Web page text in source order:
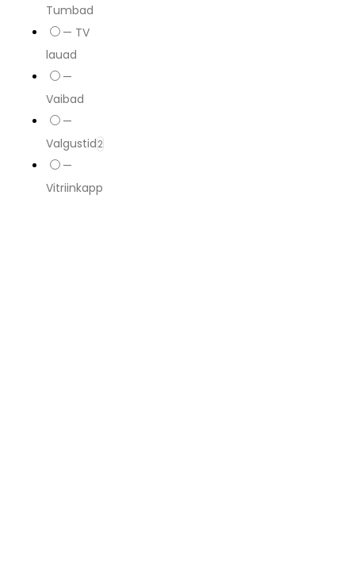
Tumbad
— TV
lauad
—
Vaibad
—
Valgustid2
—
Vitriinkapp